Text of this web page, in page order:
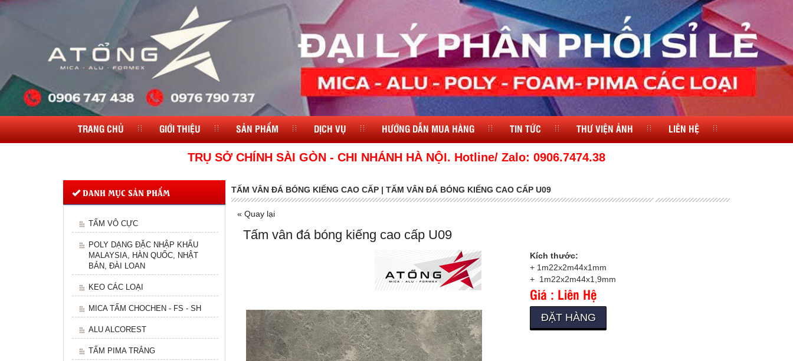
TRANG CHỦ GIỚI THIỆU SẢN PHẨM DỊCH VỤ HƯỚNG DẪN MUA HÀNG TIN TỨC THƯ VIỆN ẢNH LIÊN HỆ
TRỤ SỞ CHÍNH SÀI GÒN - CHI NHÁNH HÀ NỘI. Hotline/ Zalo: 0906.7474.38
TẤM VÂN ĐÁ BÓNG KIẾNG CAO CẤP | TẤM VÂN ĐÁ BÓNG KIẾNG CAO CẤP U09
« Quay lại
Tấm vân đá bóng kiếng cao cấp U09
Kích thước:
+ 1m22x2m44x1mm
+ 1m22x2m44x1,9mm
Giá : Liên Hệ
ĐẶT HÀNG
DANH MỤC SẢN PHẨM
TẤM VÔ CỰC
POLY DẠNG ĐẶC NHẬP KHẨU
MALAYSIA, HÀN QUỐC, NHẬT
BẢN, ĐÀI LOAN
KEO CÁC LOẠI
MICA TẤM CHOCHEN - FS - SH
ALU ALCOREST
TẤM PIMA TRẮNG